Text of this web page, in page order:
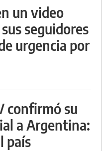
un video
seguidores
urgencia por
confirmó su
a Argentina:
país